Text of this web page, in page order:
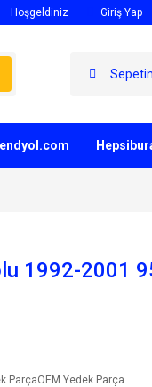
Hoşgeldiniz Giriş Yap
1992-2001
ParçaOEM Yedek Parça